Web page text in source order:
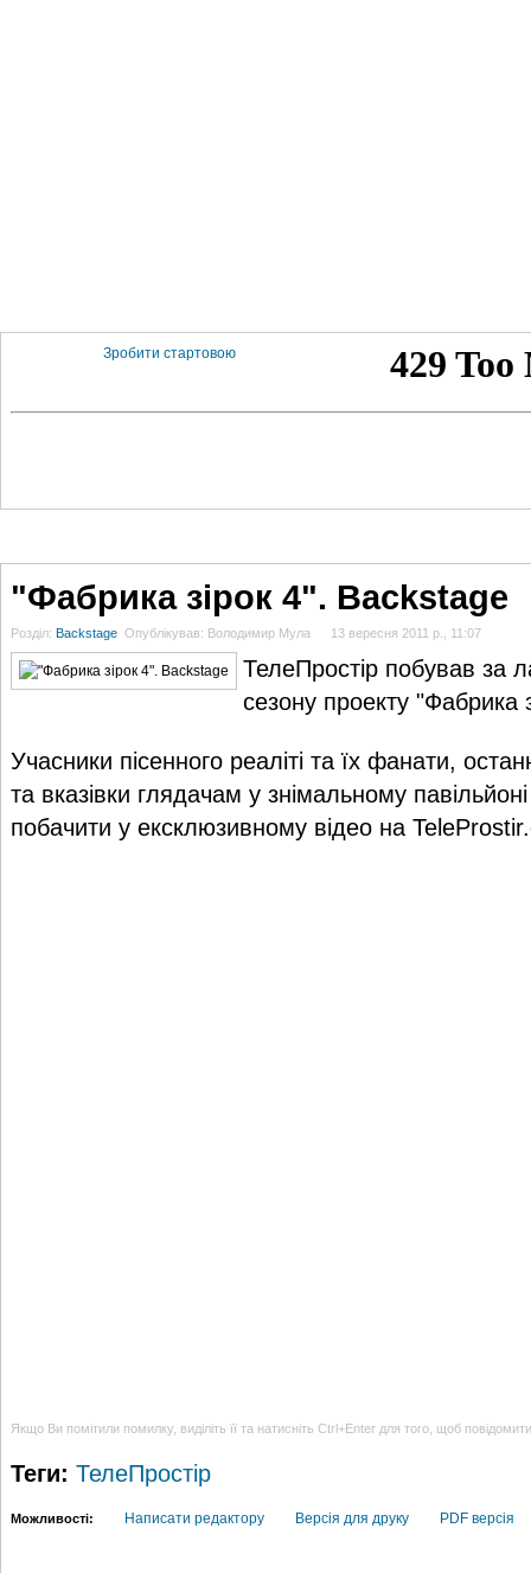
Зробити стартовою
"Фабрика зірок 4". Backstage
Розділ: Backstage Опублікував: Володимир Мула 13 вересня 2011 р., 11:07
ТелеПростір побував за
сезону проекту "Фабрика
Учасники пісенного реаліті та їх фанати,
та вказівки глядачам у знімальному
побачити у ексклюзивному відео на
Якщо Ви помітили помилку, виділіть її та натисніть Ctrl+Enter для того, щоб
Теги: ТелеПростір
Можливості: Написати редактору Версія для друку PDF версія